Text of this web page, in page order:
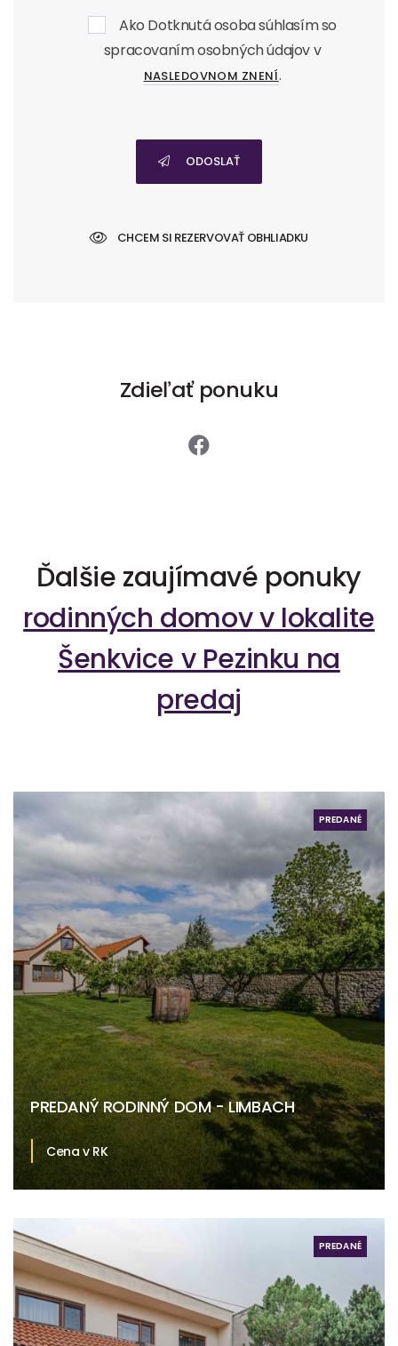
Ako Dotknutá osoba súhlasím so
spracovaním osobných údajov v
NASLEDOVNOM ZNENÍ.
ODOSLAŤ
CHCEM SI REZERVOVAŤ OBHLIADKU
Zdieľať ponuku
Ďalšie zaujímavé ponuky
rodinných domov v lokalite
Šenkvice v Pezinku na
predaj
PREDANÉ
PREDANÝ RODINNÝ DOM - LIMBACH
Cena v RK
PREDANÉ